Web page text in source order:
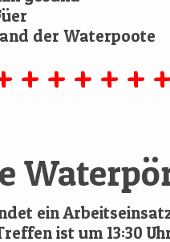
der Waterpoote
+ + + + +
ein Arbeitseinsatz
ist um 13:30 Uhr